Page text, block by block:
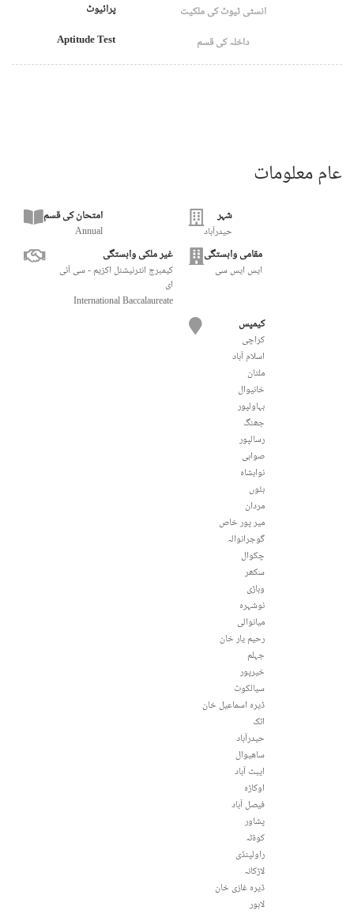
انسٹی ٹیوٹ کی ملکیت
پرائیوٹ
داخلہ کی قسم
Aptitude Test
عام معلومات
شہر
حیدرآباد
امتحان کی قسم
Annual
مقامی وابستگی
ایس ایس سی
غیر ملکی وابستگی
کیمبرج انٹرنیشنل اکزیم - سی آئی
ای
International Baccalaureate
کیمپس
کراچی
اسلام آباد
ملتان
خانیوال
بہاولپور
جھنگ
رسالپور
صوابی
نوابشاہ
بنّوں
مردان
میر پور خاص
گوجرانوالہ
چکوال
سکھر
وہاڑی
نوشہرہ
میانوالی
رحیم یار خان
جہلم
خیرپور
سیالکوٹ
ڈیرہ اسماعیل خان
اٹک
حیدرآباد
ساھیوال
ایبٹ آباد
اوکاڑہ
فيصل آباد
پشاور
کوۃٹہ
راولپنڈی
لاڑکانہ
ڈیرہ غازی خان
لاہور